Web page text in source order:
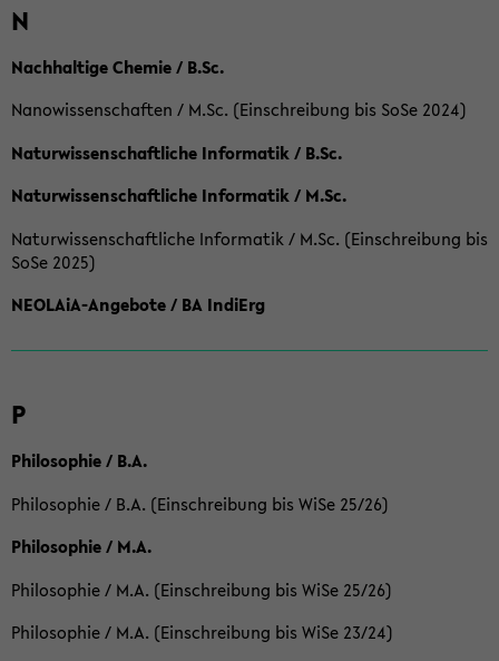
N
Nachhaltige Chemie / B.Sc.
Nanowissenschaften / M.Sc. (Einschreibung bis SoSe 2024)
Naturwissenschaftliche Informatik / B.Sc.
Naturwissenschaftliche Informatik / M.Sc.
Naturwissenschaftliche Informatik / M.Sc. (Einschreibung bis
SoSe 2025)
NEOLAiA-Angebote / BA IndiErg
P
Philosophie / B.A.
Philosophie / B.A. (Einschreibung bis WiSe 25/26)
Philosophie / M.A.
Philosophie / M.A. (Einschreibung bis WiSe 25/26)
Philosophie / M.A. (Einschreibung bis WiSe 23/24)